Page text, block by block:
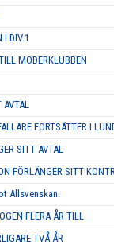
I DIV.1
MODERKLUBBEN
AVTAL
FORTSÄTTER I
SITT AVTAL
FÖRLÄNGER SITT
Allsvenskan.
FLERA ÅR TILL
TVÅ ÅR